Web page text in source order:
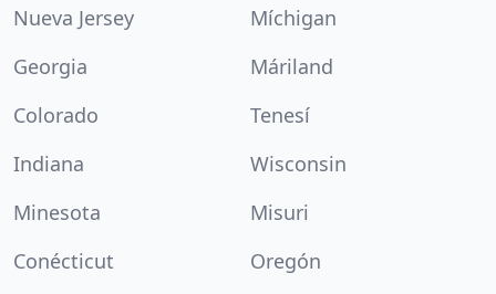
Nueva Jersey
Míchigan
Georgia
Máriland
Colorado
Tenesí
Indiana
Wisconsin
Minesota
Misuri
Conécticut
Oregón